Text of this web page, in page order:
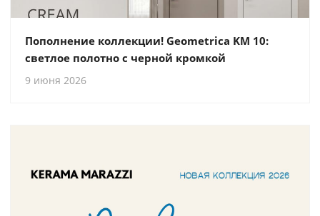
Пополнение коллекции! Geometrica KM 10:
светлое полотно с черной кромкой
9 июня 2026